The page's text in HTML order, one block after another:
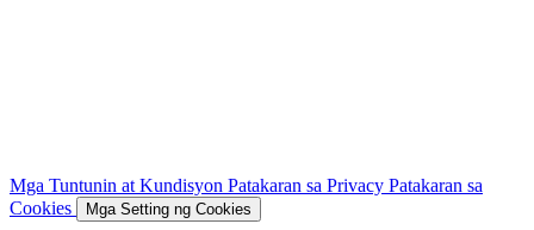
Mga Tuntunin at Kundisyon Patakaran sa Privacy Patakaran sa
Cookies
Mga Setting ng Cookies